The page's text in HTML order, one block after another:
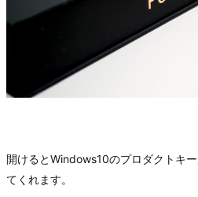
開けるとWindows10のプロダクトキ
てくれます。